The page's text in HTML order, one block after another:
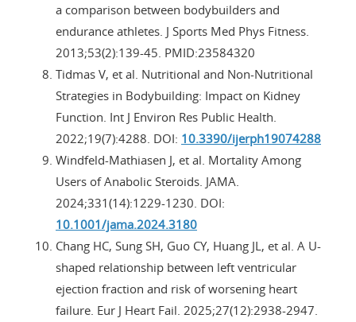
a comparison between bodybuilders and
endurance athletes. J Sports Med Phys Fitness.
2013;53(2):139-45. PMID:23584320
Tidmas V, et al. Nutritional and Non-Nutritional
Strategies in Bodybuilding: Impact on Kidney
Function. Int J Environ Res Public Health.
2022;19(7):4288. DOI: 10.3390/ijerph19074288
Windfeld-Mathiasen J, et al. Mortality Among
Users of Anabolic Steroids. JAMA.
2024;331(14):1229-1230. DOI:
10.1001/jama.2024.3180
Chang HC, Sung SH, Guo CY, Huang JL, et al. A U-
shaped relationship between left ventricular
ejection fraction and risk of worsening heart
failure. Eur J Heart Fail. 2025;27(12):2938-2947.